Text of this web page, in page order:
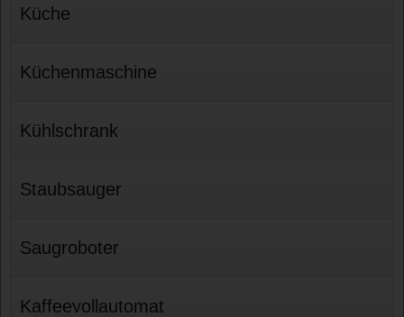
Küche
Küchenmaschine
Kühlschrank
Staubsauger
Saugroboter
Kaffeevollautomat